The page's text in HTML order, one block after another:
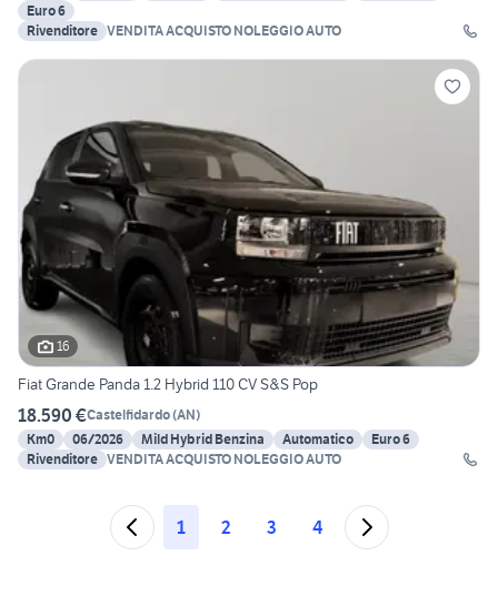
Euro 6
Rivenditore
VENDITA ACQUISTO NOLEGGIO AUTO
16
Fiat Grande Panda 1.2 Hybrid 110 CV S&S Pop
18.590 €Castelfidardo(AN)
Km0
06/2026 Mild Hybrid Benzina Automatico
Euro 6
Rivenditore
VENDITA ACQUISTO NOLEGGIO AUTO
1 2 3 4